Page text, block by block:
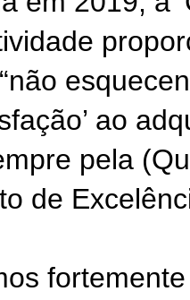
ao
pela
de